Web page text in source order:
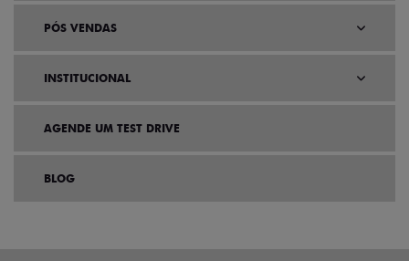
PÓS VENDAS
INSTITUCIONAL
AGENDE UM TEST DRIVE
BLOG